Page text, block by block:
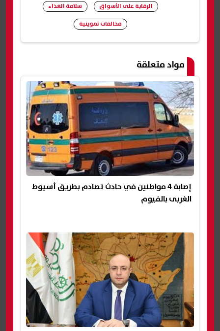
الرقابة على الأسواق
سلامة الغذاء
مخالفات تموينية
مواد متعلقة
إصابة 4 مواطنين في حادث تصادم بطريق أسيوط
الغربى بالفيوم